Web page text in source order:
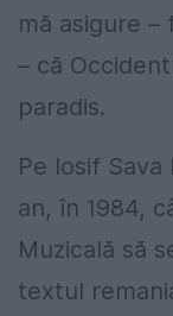
mă asigure
– că
paradis.
Pe Iosif
an, în 1984,
Muzicală să
textul